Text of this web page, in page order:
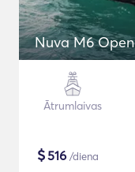
Nuva M6 Open
Ātrumlaivas
$516 /diena